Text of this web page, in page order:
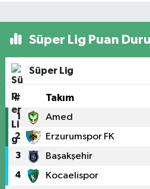
Süper Lig Puan
Süper Lig
# Takım
1 Amed
2 Erzurumspor FK
3 Başakşehir
4 Kocaelispor